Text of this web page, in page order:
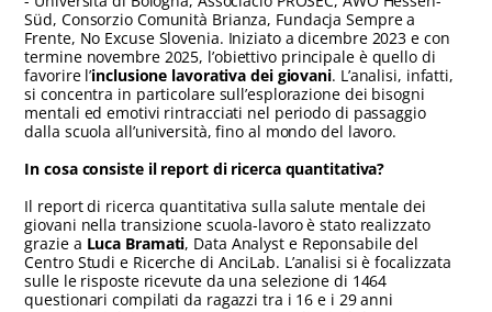
Süd, Consorzio Comunità Brianza, Fundacja Sempre a
Frente, No Excuse Slovenia. Iniziato a dicembre 2023 e con
termine novembre 2025, l’obiettivo principale è quello di
favorire l’inclusione lavorativa dei giovani. L’analisi, infatti,
si concentra in particolare sull’esplorazione dei bisogni
mentali ed emotivi rintracciati nel periodo di passaggio
dalla scuola all’università, fino al mondo del lavoro.
In cosa consiste il report di ricerca quantitativa?
Il report di ricerca quantitativa sulla salute mentale dei
giovani nella transizione scuola-lavoro è stato realizzato
grazie a Luca Bramati, Data Analyst e Reponsabile del
Centro Studi e Ricerche di AnciLab. L’analisi si è focalizzata
sulle le risposte ricevute da una selezione di 1464
questionari compilati da ragazzi tra i 16 e i 29 anni